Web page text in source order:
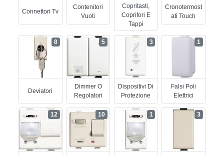
Connettori Tv
Contenitori
Vuoti
Copritasti,
Coprifori E
Tappi
Cronotermost
Ati Touch
Deviatori
8
Dimmer O
Regolatori
5
Dispositivi Di
Protezione
3
Falsi Poli
Elettrici
1
12 10 1 3